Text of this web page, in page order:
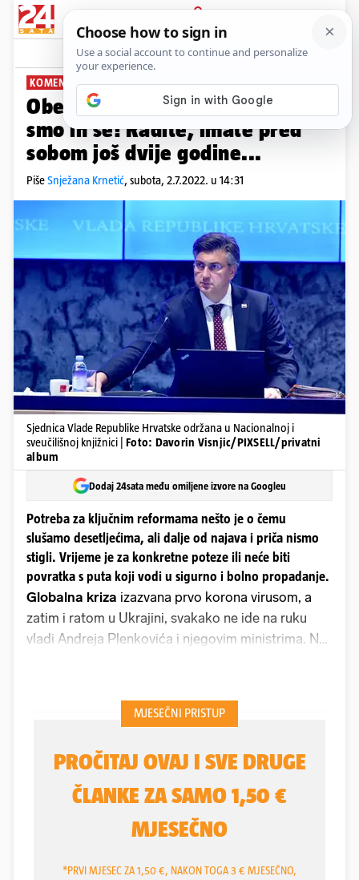
PRIJAVA
News Komentari
KOMENTAR: SNJEŽANA KRNETIĆ PLUS+
Obećanja više ne pale. Zasitili
smo ih se! Radite, imate pred
sobom još dvije godine...
PišeSnježana Krnetić, subota, 2.7.2022. u 14:31
Sjednica Vlade Republike Hrvatske održana u Nacionalnoj i
sveučilišnoj knjižnici | Foto: Davorin Visnjic/PIXSELL/privatni
album
Dodaj 24sata među omiljene izvore na Googleu
Potreba za ključnim reformama nešto je o čemu
slušamo desetljećima, ali dalje od najava i priča nismo
stigli. Vrijeme je za konkretne poteze ili neće biti
povratka s puta koji vodi u sigurno i bolno propadanje.
Globalna kriza izazvana prvo korona virusom, a
zatim i ratom u Ukrajini, svakako ne ide na ruku
vladi Andreja Plenkovića i njegovim ministrima. No
zadali. Njihov posao do sada se svodio na, više ili
manje uspješno, gašenje vatre. Potreba za ključnim
ali dalje od najava i priča nismo stigli. Problemi ove
zemlje odavno su detektirani, raspravljeni milijun
puta, ali vladajući nisu zasukali rukave i primili se
posla kako bi se stvari promijenile nabolje. Ako se
se puku malo zamazale oči. No onima koji žele